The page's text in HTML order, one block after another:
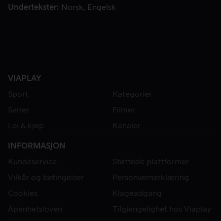
Undertekster
Norsk Engelsk
VIAPLAY
Sport
Kategorier
Serier
Filmer
Lei & kjøp
Kanaler
INFORMASJON
Kundeservice
Støttede plattformer
Vilkår og betingelser
Personvernerklæring
Cookies
Klageadgang
Åpenhetsloven
Tilgjengelighet hos Viaplay